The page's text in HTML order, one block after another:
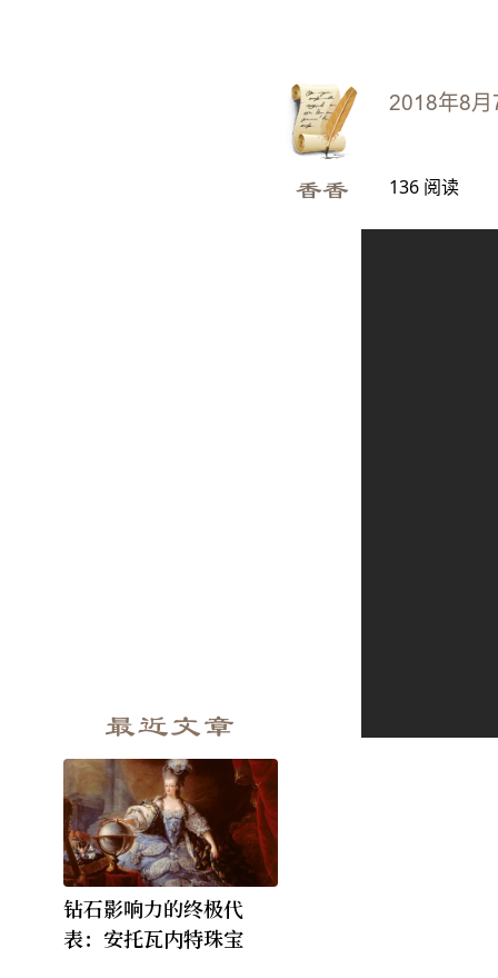
最近文章
钻石影响力的终极代
表：安托瓦内特珠宝
2018年8月
香香 136 阅读